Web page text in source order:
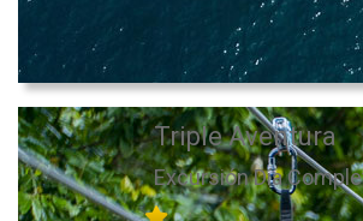
Triple Aventura
Excursión Día